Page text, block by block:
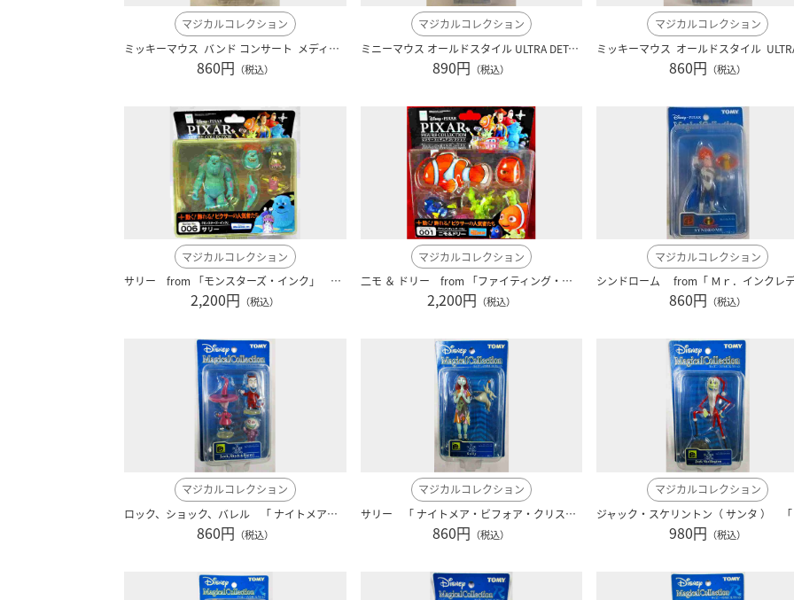
マジカルコレクション
ミッキーマウス バンド コンサート メディコムトイ製 ディズニー・シリーズ
860円 （税込）
マジカルコレクション
ミニーマウス オールドスタイル ULTRA DETAIL FIGURE 215
890円 （税込）
マジカルコレクション
860円 （税込）
マジカルコレクション
サリー from 「モンスターズ・インク」 ディズニー ピクサー ００６
2,200円 （税込）
マジカルコレクション
二モ ＆ ドリー from 「ファイティング・二モ」 ディズニー ピクサー ００１
2,200円 （税込）
マジカルコレクション
860円 （税込）
マジカルコレクション
ロック、ショック、バレル 「 ナイトメア・ビフォア・クリスマス 」 ディズニー blue-115
860円 （税込）
マジカルコレクション
サリー 「 ナイトメア・ビフォア・クリスマス 」 ディズニー blue-114
860円 （税込）
マジカルコレクション
980円 （税込）